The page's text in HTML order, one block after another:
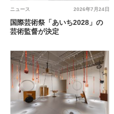
2026年7月24日
ニュース
国際芸術祭「あいち2028」の
芸術監督が決定